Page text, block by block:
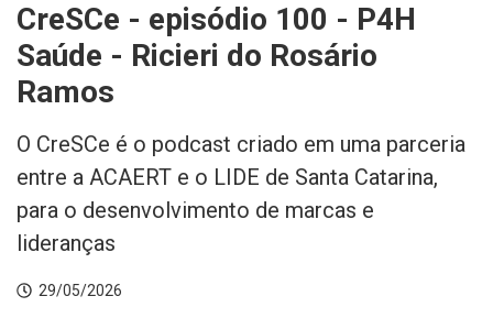
INTEGRIDADE
CreSCe - episódio 100 - P4H
Saúde - Ricieri do Rosário
Ramos
O CreSCe é o podcast criado em uma parceria
entre a ACAERT e o LIDE de Santa Catarina,
para o desenvolvimento de marcas e
lideranças
29/05/2026